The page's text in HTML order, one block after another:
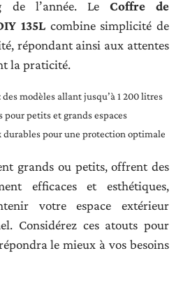
l’année. Le Coffre de
135L combine simplicité de
répondant ainsi aux attentes
la praticité.
des modèles allant jusqu’à 1 200 litres
pour petits et grands espaces
durables pour une protection optimale
grands ou petits, offrent des
efficaces et esthétiques,
votre espace extérieur
Considérez ces atouts pour
le mieux à vos besoins